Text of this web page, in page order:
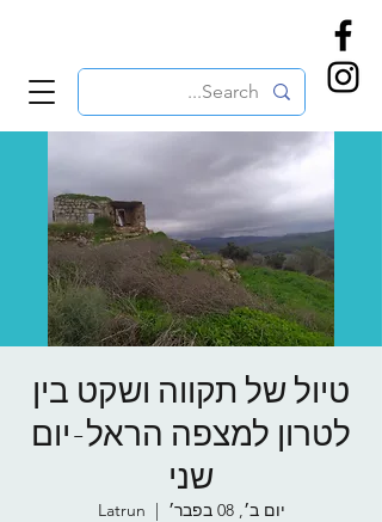
טיול של תקווה ושקט בין
לטרון למצפה הראל-יום
שני
יום ב׳, 08 בפבר׳
  |
Latrun